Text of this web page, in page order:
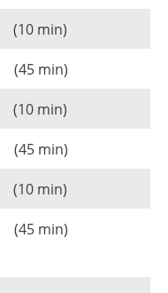
(10 min)
(45 min)
(10 min)
(45 min)
(10 min)
(45 min)